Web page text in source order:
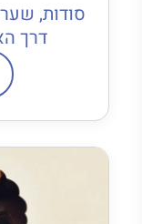
סודות,
דרך